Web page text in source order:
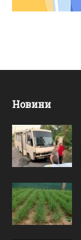
Новини